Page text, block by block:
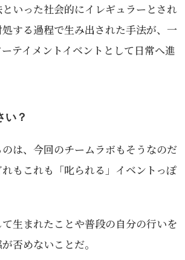
いった社会的にイレギュラーとされ
する過程で生み出された手法が、一
テイメントイベントとして日常へ進
い？
は、今回のチームラボもそうなのだ
もこれも「叱られる」イベントっぽ
生まれたことや普段の自分の行いを
否めないことだ。